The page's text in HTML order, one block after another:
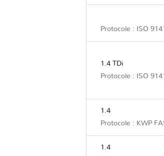
Protocole : ISO 9141
1.4 TDi
Protocole : ISO 9141
1.4
Protocole : KWP
1.4